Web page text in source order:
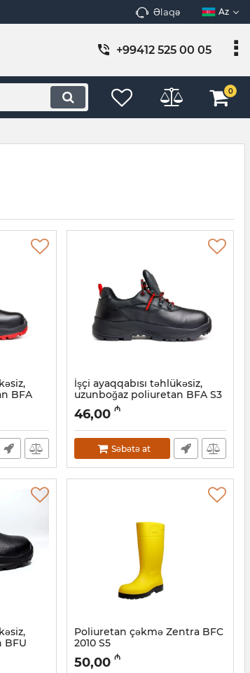
Əlaqə Az
+99412 525 00 05
0
BFA
İşçi ayaqqabısı təhlükəsiz,
uzunboğaz poliuretan BFA S3
1020 (23A)
Artikul: 034001007
46,00 ₼
Səbətə at
BFU
Poliuretan çəkmə Zentra BFC
2010 S5
Artikul: 034001003
50,00 ₼